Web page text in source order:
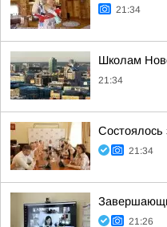
21:34
Школам
21:34
Состоялось
21:34
21:26